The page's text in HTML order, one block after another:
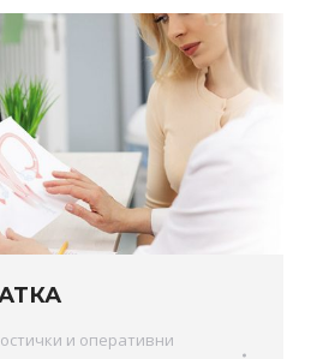
и оперативни